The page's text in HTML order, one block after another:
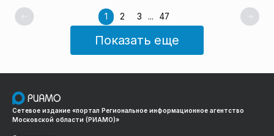
1 2 3 ... 47
Показать еще
Сетевое издание «портал Региональное информационное агентство
Московской области (РИАМО)»